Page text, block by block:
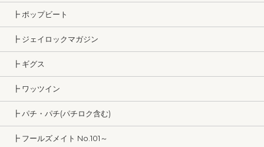
┣ ポップビート
┣ ジェイロックマガジン
┣ ギグス
┣ ワッツイン
┣ パチ・パチ(パチロク含む)
┣ フールズメイト No.101～